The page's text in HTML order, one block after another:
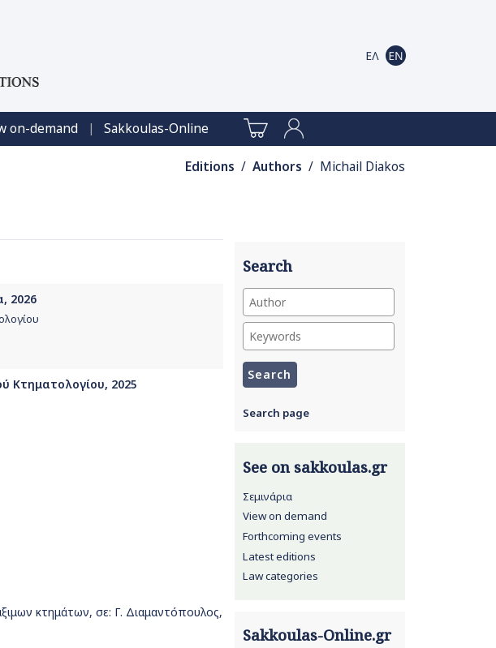
on-demand | Sakkoulas-Online
Editions / Authors / Michail Diakos
2026
Κτηματολογίου, 2025
κτημάτων, σε: Γ. Διαμαντόπουλος,
Search
Search page
See on sakkoulas.gr
Σεμινάρια
View on demand
Forthcoming events
Latest editions
Law categories
Sakkoulas-Online.gr